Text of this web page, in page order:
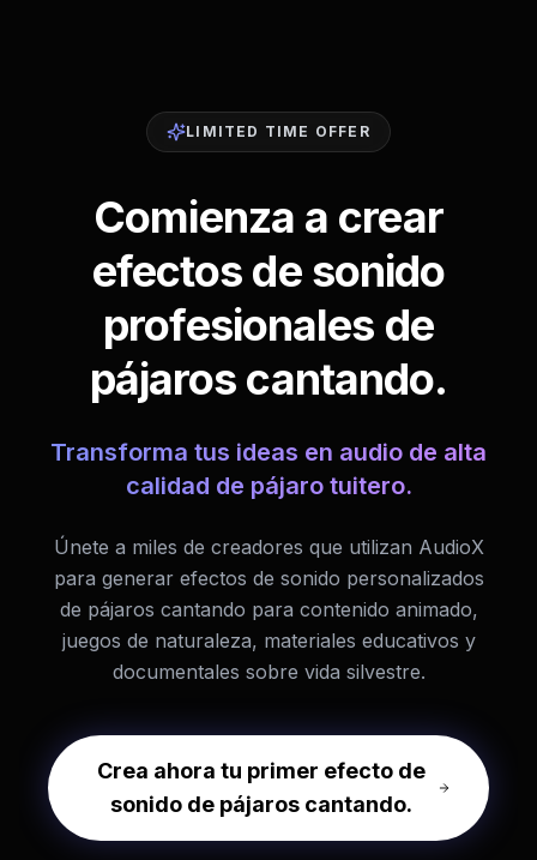
LIMITED TIME OFFER
Comienza a crear
efectos de sonido
profesionales de
pájaros cantando.
Transforma tus ideas en audio de alta
calidad de pájaro tuitero.
Únete a miles de creadores que utilizan AudioX
para generar efectos de sonido personalizados
de pájaros cantando para contenido animado,
juegos de naturaleza, materiales educativos y
documentales sobre vida silvestre.
Crea ahora tu primer efecto de
sonido de pájaros cantando.